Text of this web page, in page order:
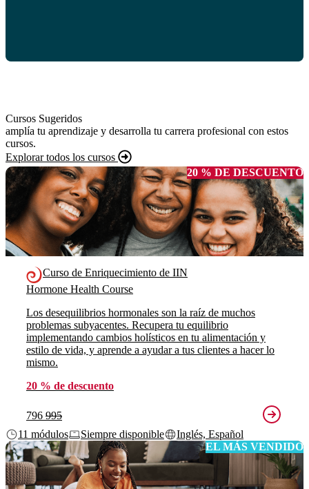
Cursos Sugeridos
amplía tu aprendizaje y desarrolla tu carrera profesional con estos
cursos.
Explorar todos los cursos
20 % DE DESCUENTO
Curso de Enriquecimiento de IIN
Hormone Health Course
Los desequilibrios hormonales son la raíz de muchos
problemas subyacentes. Recupera tu equilibrio
implementando cambios holísticos en tu alimentación y
estilo de vida, y aprende a ayudar a tus clientes a hacer lo
mismo.
20 % de descuento
796 995
11 módulos
Siempre disponible
Inglés, Español
EL MÁS VENDIDO